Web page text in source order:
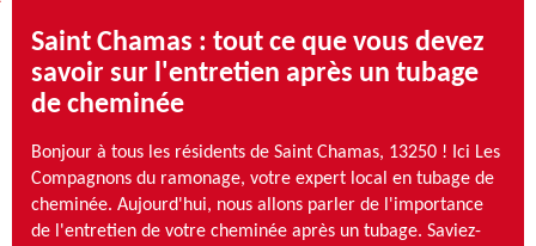
Saint Chamas : tout ce que vous devez
savoir sur l'entretien après un tubage
de cheminée
Bonjour à tous les résidents de Saint Chamas, 13250 ! Ici Les
Compagnons du ramonage, votre expert local en tubage de
cheminée. Aujourd'hui, nous allons parler de l'importance
de l'entretien de votre cheminée après un tubage. Saviez-